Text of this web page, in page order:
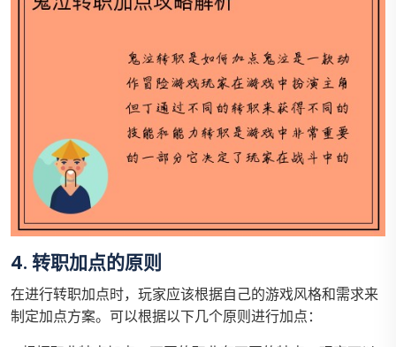
4. 转职加点的原则
在进行转职加点时，玩家应该根据自己的游戏风格和需求来
制定加点方案。可以根据以下几个原则进行加点：